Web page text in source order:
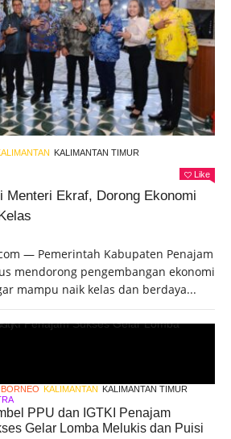
KALIMANTAN TIMUR
Like
Menteri Ekraf, Dorong Ekonomi
— Pemerintah Kabupaten Penajam
mendorong pengembangan ekonomi
mampu naik kelas dan berdaya...
BORNEO KALIMANTAN KALIMANTAN TIMUR
PPU dan IGTKI Penajam
Gelar Lomba Melukis dan Puisi